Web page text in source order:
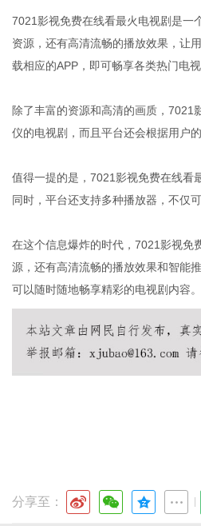
7021影视免费在线看最火电视剧是一
资源，还有高清流畅的播放效果，让
载相应的APP，即可畅享各类热门电视
除了丰富的资源和高清的画质，7021
仪的电视剧，而且平台还会根据用户
值得一提的是，7021影视免费在线看
同时，平台还支持多种播放器，不仅
在这个信息爆炸的时代，7021影视免
源，还有高清流畅的播放效果和智能
可以随时随地畅享精彩的电视剧内容
分享至：